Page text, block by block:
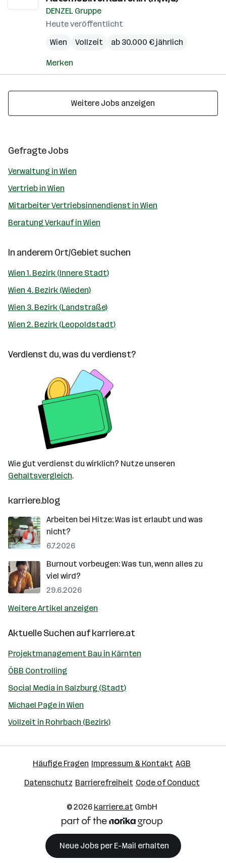
DENZEL Gruppe
Heute veröffentlicht
Wien
Vollzeit ab 30.000 € jährlich
Merken
Weitere Jobs anzeigen
Gefragte Jobs
Verwaltung in Wien
Vertrieb in Wien
Mitarbeiter Vertriebsinnendienst in Wien
Beratung Verkauf in Wien
In anderem Ort/Gebiet suchen
Wien 1. Bezirk (Innere Stadt)
Wien 4. Bezirk (Wieden)
Wien 3. Bezirk (Landstraße)
Wien 2. Bezirk (Leopoldstadt)
Verdienst du, was du verdienst?
Wie gut verdienst du wirklich? Nutze unseren
Gehaltsvergleich.
karriere.blog
Arbeiten bei Hitze: Was ist erlaubt und was
nicht?
6.7.2026
Burnout vorbeugen: Was tun, wenn alles zu
viel wird?
29.6.2026
Weitere Artikel anzeigen
Aktuelle Suchen aufkarriere.at
Projektmanagement Bau in Kärnten
ÖBB Controlling
Social Media in Salzburg (Stadt)
Michael Page in Wien
Vollzeit in Rohrbach (Bezirk)
Häufige Fragen Impressum & Kontakt AGB
Datenschutz Barrierefreiheit Code of Conduct
© 2026 karriere.atGmbH
Neue Jobs per E-Mail erhalten